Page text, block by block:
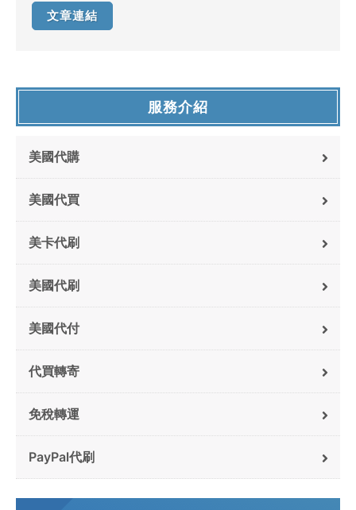
文章連結
服務介紹
美國代購
美國代買
美卡代刷
美國代刷
美國代付
代買轉寄
免稅轉運
PayPal代刷